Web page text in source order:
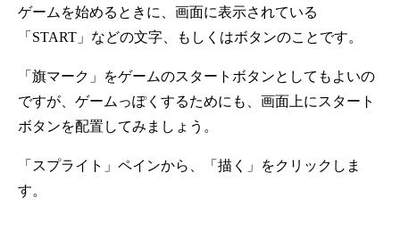
ゲームを始めるときに、画面に表示されている
「START」などの文字、もしくはボタンのことです。
「旗マーク」をゲームのスタートボタンとしてもよいの
ですが、ゲームっぽくするためにも、画面上にスタート
ボタンを配置してみましょう。
「スプライト」ペインから、「描く」をクリックしま
す。